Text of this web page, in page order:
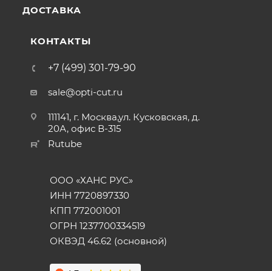
ДОСТАВКА
КОНТАКТЫ
+7 (499) 301-79-90
sale@opti-cut.ru
111141, г. Москва,ул. Кусковская, д.
20А, офис В-315
Rutube
ООО «ХАНС РУС»
ИНН 7720897330
КПП 772001001
ОГРН 1237700334519
ОКВЭД 46.62 (основной)